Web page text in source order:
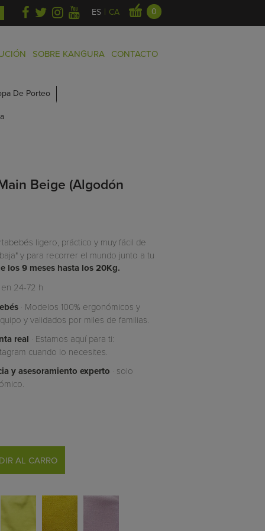
ES | CA 0
SOBRE KANGURA CONTACTO
De Porteo
Beige (Algodón
ligero, práctico y muy fácil de
y para recorrer el mundo junto a tu
los 9 meses hasta los 20Kg.
24-72 h
· Modelos 100% ergonómicos y
y validados por miles de familias.
real · Estamos aquí para ti:
cuando lo necesites.
y asesoramiento experto · solo
AL CARRO